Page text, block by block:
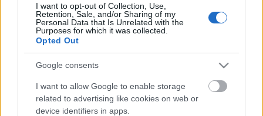
I want to opt-out of Collection, Use,
Retention, Sale, and/or Sharing of my
Personal Data that Is Unrelated with the
Purposes for which it was collected.
Opted Out
Google consents
I want to allow Google to enable storage
related to advertising like cookies on web or
device identifiers in apps.
HIRDETÉS